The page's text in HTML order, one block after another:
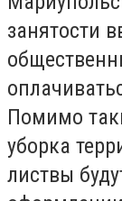
занятости
Помимо
уборка
листвы